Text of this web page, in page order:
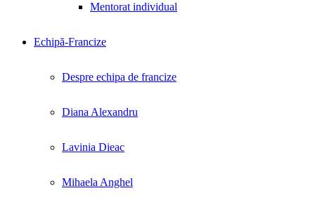
Mentorat individual
Echipă-Francize
Despre echipa de francize
Diana Alexandru
Lavinia Dieac
Mihaela Anghel